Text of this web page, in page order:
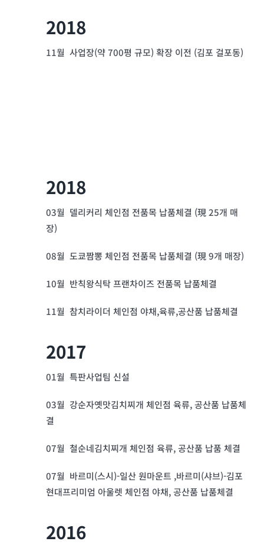
2018
11월 사업장(약 700평 규모) 확장 이전 (김포 걸포동)
2018
03월 델리커리 체인점 전품목 납품체결 (現 25개 매
장)
08월 도쿄짬뽕 체인점 전품목 납품체결 (現 9개 매장)
10월 반칙왕식탁 프랜차이즈 전품목 납품체결
11월 참치라이더 체인점 야채,육류,공산품 납품체결
2017
01월 특판사업팀 신설
03월 강순자옛맛김치찌개 체인점 육류, 공산품 납품체
결
07월 철순네김치찌개 체인점 육류, 공산품 납품 체결
07월 바르미(스시)-일산 원마운트 ,바르미(샤브)-김포
현대프리미엄 아울렛 체인점 야채, 공산품 납품체결
2016